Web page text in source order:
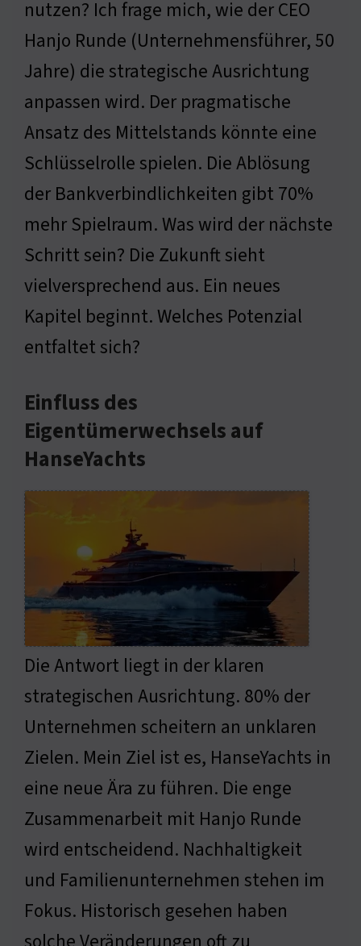
nutzen? Ich frage mich, wie der CEO
Hanjo Runde (Unternehmensführer, 50
Jahre) die strategische Ausrichtung
anpassen wird. Der pragmatische
Ansatz des Mittelstands könnte eine
Schlüsselrolle spielen. Die Ablösung
der Bankverbindlichkeiten gibt 70%
mehr Spielraum. Was wird der nächste
Schritt sein? Die Zukunft sieht
vielversprechend aus. Ein neues
Kapitel beginnt. Welches Potenzial
entfaltet sich?
Einfluss des
Eigentümerwechsels auf
HanseYachts
Die Antwort liegt in der klaren
strategischen Ausrichtung. 80% der
Unternehmen scheitern an unklaren
Zielen. Mein Ziel ist es, HanseYachts in
eine neue Ära zu führen. Die enge
Zusammenarbeit mit Hanjo Runde
wird entscheidend. Nachhaltigkeit
und Familienunternehmen stehen im
Fokus. Historisch gesehen haben